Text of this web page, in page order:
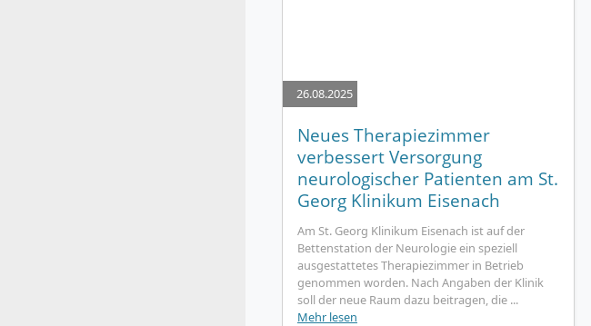
26.08.2025
Neues Therapiezimmer
verbessert Versorgung
neurologischer Patienten am St.
Georg Klinikum Eisenach
Am St. Georg Klinikum Eisenach ist auf der
Bettenstation der Neurologie ein speziell
ausgestattetes Therapiezimmer in Betrieb
genommen worden. Nach Angaben der Klinik
soll der neue Raum dazu beitragen, die ...
Mehr lesen